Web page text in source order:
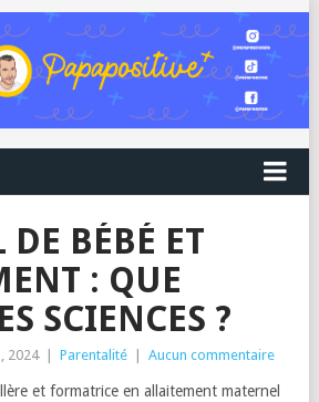
BÉBÉ ET
: QUE
SCIENCES ?
2024 Parentalité Aucun commentaire
et formatrice en allaitement maternel